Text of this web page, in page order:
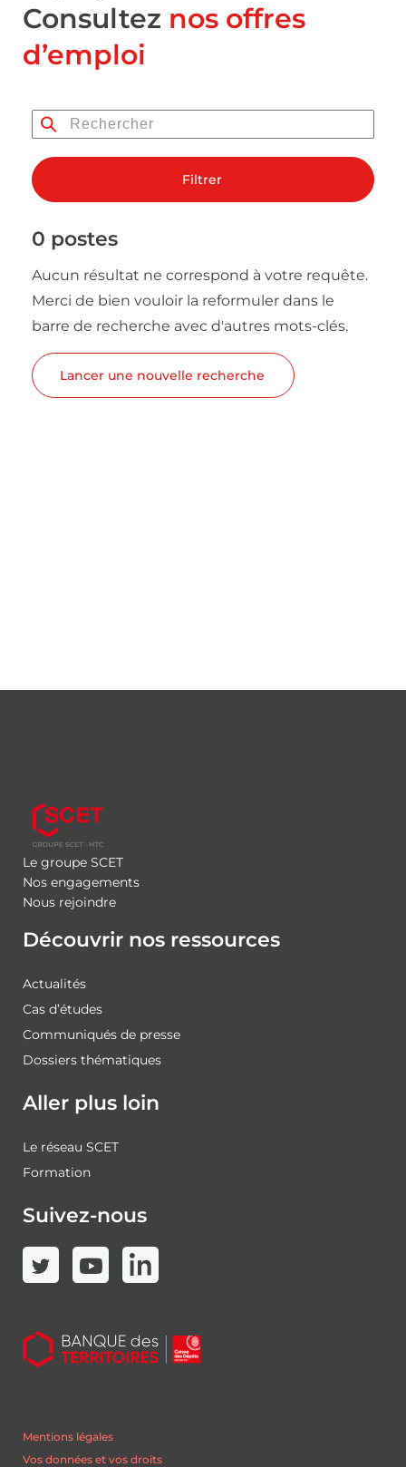
Consultez nos offres
d’emploi
Filtrer
0 postes
Aucun résultat ne correspond à votre requête.
Merci de bien vouloir la reformuler dans le
barre de recherche avec d'autres mots-clés.
Lancer une nouvelle recherche
Le groupe SCET
Nos engagements
Nous rejoindre
Découvrir nos ressources
Actualités
Cas d’études
Communiqués de presse
Dossiers thématiques
Aller plus loin
Le réseau SCET
Formation
Suivez-nous
Mentions légales
Vos données et vos droits